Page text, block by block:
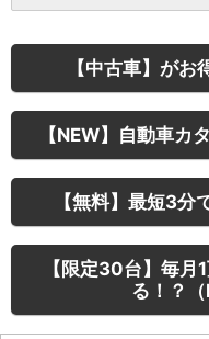
【中古車】が
【NEW】自動車カ
【無料】最短3分
【限定30台】毎月
る！？（